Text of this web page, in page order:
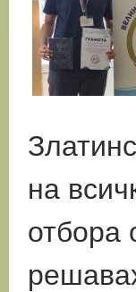
на
отбора